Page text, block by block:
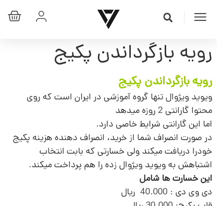
رویه بازگرداندن پکیج
رویه بازگرداندن پکیج
ویوید ویژوال تنها گروه آموزشی در ایران است که روی
محتوا گارانتی 2 روزه میدهد
اما این گارانتی شرایط خاصی دارد.
در صورت انصراف شما از خرید، انصراف دهنده هزینه پکیج
خودرا دریافت میکند ولی خسارتی که بابت انتخاب
اشتباهش به ویوید ویژوال زده را هم پرداخت میکند.
این خسارت ها شامل
دی وی دی : 40.000 ریال